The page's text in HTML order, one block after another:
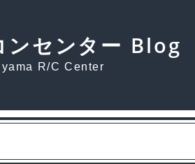
ンセンター Blog
R/C Center